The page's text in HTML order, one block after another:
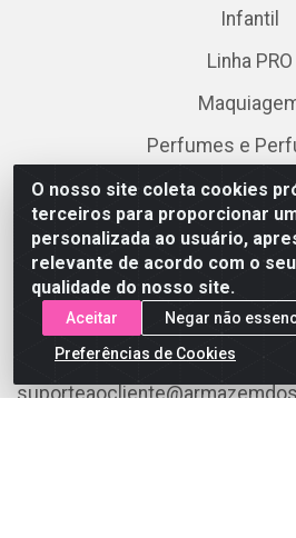
O nosso site coleta cookies
terceiros para proporcionar
personalizada ao usuário,
relevante de acordo com o
qualidade do nosso site.
Aceitar
Negar não
Preferências de Cookies
Infantil
Linha PRO
Perfumes e
Skincare
Fale
(75) 3199-
(75) 3199-